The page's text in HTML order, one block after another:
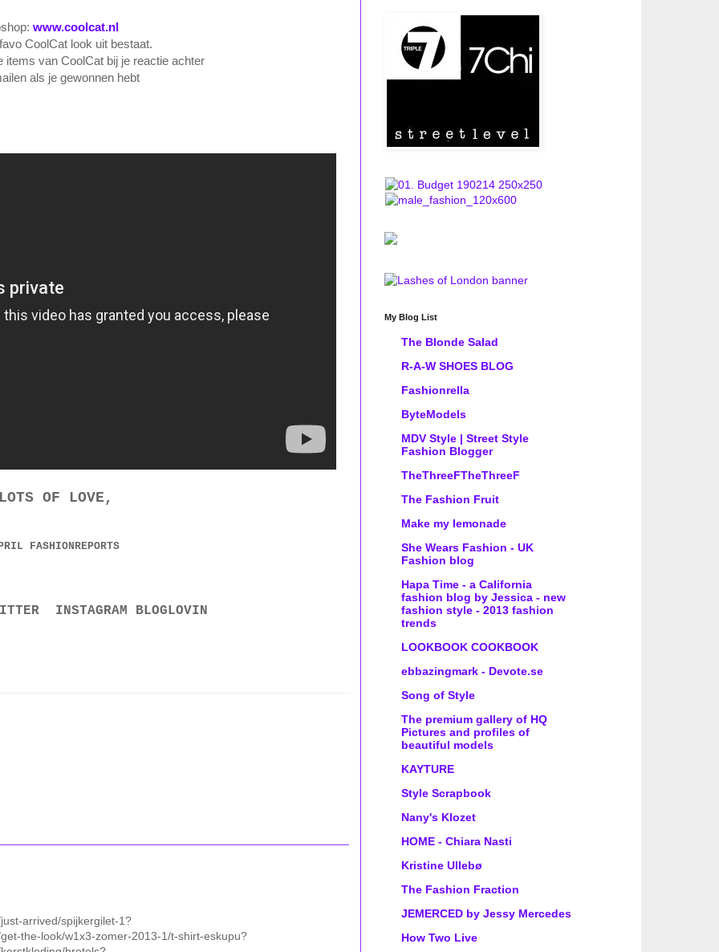
www.coolcat.nl
CoolCat look uit bestaat.
van CoolCat bij je reactie achter
als je gewonnen hebt
OF LOVE,
FASHIONREPORTS
INSTAGRAM BLOGLOVIN
arrived/spijkergilet-1?
the-look/w1x3-zomer-2013-1/t-shirt-eskupu?
My Blog List
The Blonde Salad
R-A-W SHOES BLOG
Fashionrella
ByteModels
MDV Style | Street Style
Fashion Blogger
TheThreeFTheThreeF
The Fashion Fruit
Make my lemonade
She Wears Fashion - UK
Fashion blog
Hapa Time - a California
fashion blog by Jessica - new
fashion style - 2013 fashion
trends
LOOKBOOK COOKBOOK
ebbazingmark - Devote.se
Song of Style
The premium gallery of HQ
Pictures and profiles of
beautiful models
KAYTURE
Style Scrapbook
Nany's Klozet
HOME - Chiara Nasti
Kristine Ullebø
The Fashion Fraction
JEMERCED by Jessy Mercedes
How Two Live